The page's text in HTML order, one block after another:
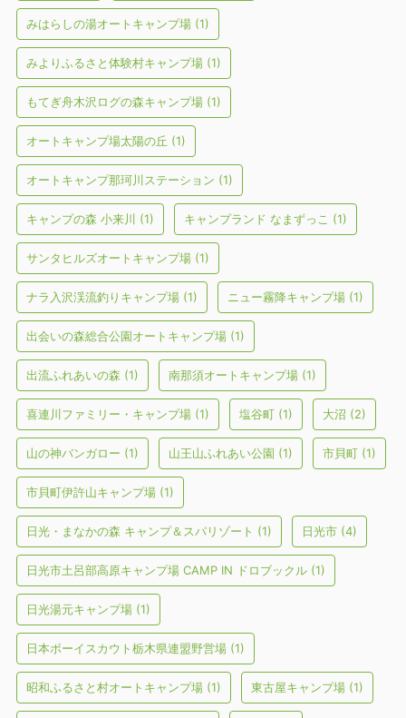
みはらしの湯オートキャンプ場 (1)
みよりふるさと体験村キャンプ場 (1)
もてぎ舟木沢ログの森キャンプ場 (1)
オートキャンプ場太陽の丘 (1)
オートキャンプ那珂川ステーション (1)
キャンプの森 小来川 (1) キャンプランド なまずっこ (1)
サンタヒルズオートキャンプ場 (1)
ナラ入沢渓流釣りキャンプ場 (1) ニュー霧降キャンプ場 (1)
出会いの森総合公園オートキャンプ場 (1)
出流ふれあいの森 (1) 南那須オートキャンプ場 (1)
喜連川ファミリー・キャンプ場 (1) 塩谷町 (1) 大沼 (2)
山の神バンガロー (1) 山王山ふれあい公園 (1) 市貝町 (1)
市貝町伊許山キャンプ場 (1)
日光・まなかの森 キャンプ＆スパリゾート (1) 日光市 (4)
日光市土呂部高原キャンプ場 CAMP IN ドロブックル (1)
日光湯元キャンプ場 (1)
日本ボーイスカウト栃木県連盟野営場 (1)
昭和ふるさと村オートキャンプ場 (1) 東古屋キャンプ場 (1)